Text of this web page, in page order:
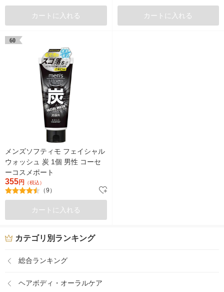
カートに入れる カートに入れる
60
メンズソフティモ フェイシャル
ウォッシュ 炭 1個 男性 コーセ
ーコスメポート
355円 （税込）
（9）
カートに入れる
カテゴリ別ランキング
総合ランキング
ヘアボディ・オーラルケア